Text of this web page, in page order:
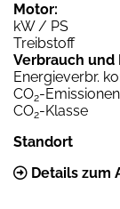
Motor:
kW / PS
Treibstoff
Verbrauch und
Energieverbr.
CO2-
CO2-Klasse
Standort
Details zum